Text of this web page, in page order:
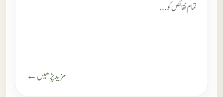
تمام نقائص کو...
مزید پڑھیں ←